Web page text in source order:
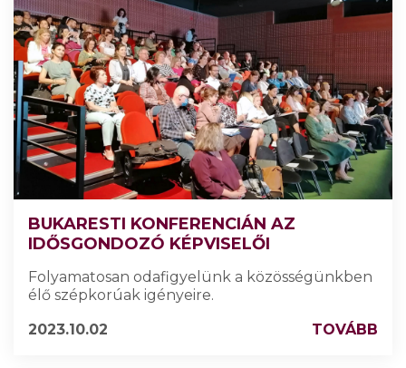
BUKARESTI KONFERENCIÁN AZ
IDŐSGONDOZÓ KÉPVISELŐI
Folyamatosan odafigyelünk a közösségünkben
élő szépkorúak igényeire.
2023.10.02
TOVÁBB